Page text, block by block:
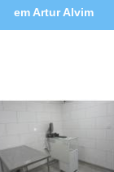
em Artur Alvim